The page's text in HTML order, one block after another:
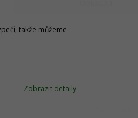
takže můžeme
Zobrazit detaily